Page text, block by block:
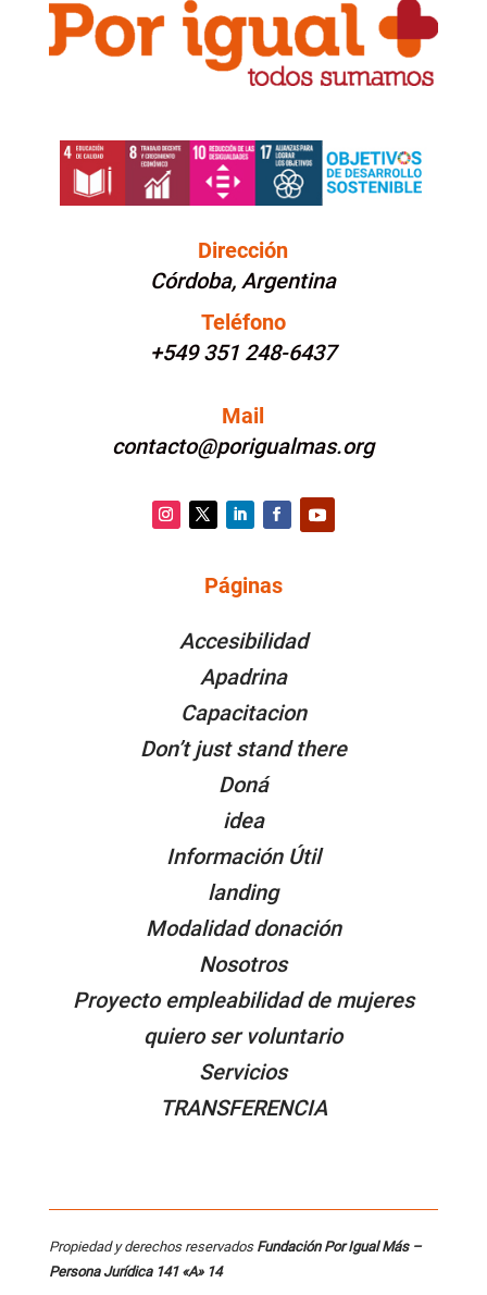
Dirección
Córdoba, Argentina
Teléfono
+549 351 248-6437
Mail
contacto@porigualmas.org
Facebook
Páginas
Accesibilidad
Apadrina
Capacitacion
Don’t just stand there
Doná
idea
Información Útil
landing
Modalidad donación
Nosotros
Proyecto empleabilidad de mujeres
quiero ser voluntario
Servicios
TRANSFERENCIA
Propiedad y derechos reservados Fundación Por Igual Más –
Persona Jurídica 141 «A» 14